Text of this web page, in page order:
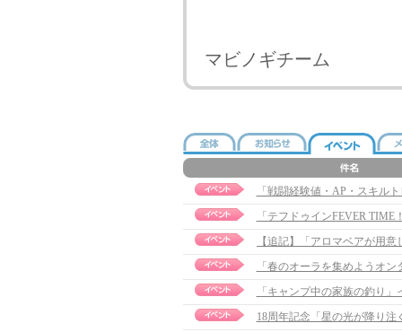
マビノギチーム
「戦闘経験値・AP・スキル
「テフドゥインFEVER
「春のオーラを集めようオ
「キャンプ中の家族の釣り
18周年記念「星の光が降り